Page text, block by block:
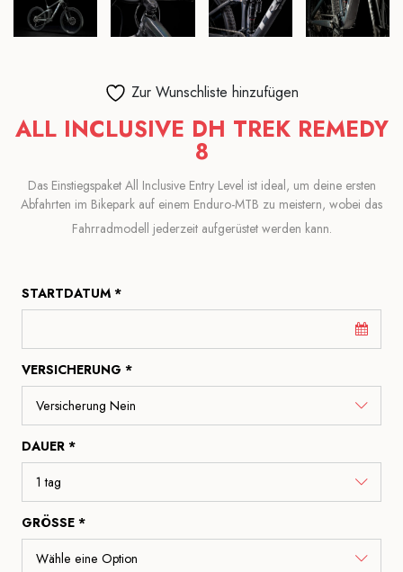
Zur Wunschliste hinzufügen
ALL INCLUSIVE DH TREK REMEDY
8
Das Einstiegspaket All Inclusive Entry Level ist ideal, um deine ersten
Abfahrten im Bikepark auf einem Enduro-MTB zu meistern, wobei das
Fahrradmodell jederzeit aufgerüstet werden kann.
STARTDATUM *
VERSICHERUNG *
DAUER *
GRÖSSE *